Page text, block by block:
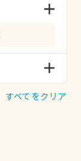
すべてをクリア